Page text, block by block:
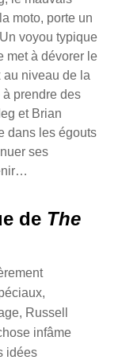
moto, porte un
voyou typique
met à dévorer le
au niveau de la
prendre des
et Brian
dans les égouts
ses
de The
Russell
infâme
idées